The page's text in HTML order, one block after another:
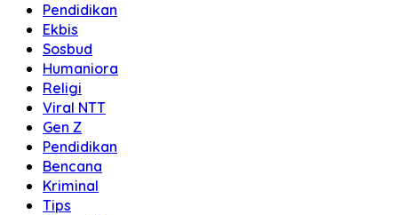
Pendidikan
Ekbis
Sosbud
Humaniora
Religi
Viral NTT
Gen Z
Pendidikan
Bencana
Kriminal
Tips